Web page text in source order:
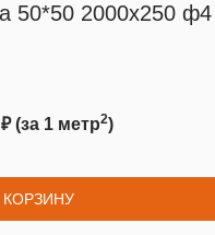
50*50 2000х250 ф4
₽(за 1 метр2)
В КОРЗИНУ